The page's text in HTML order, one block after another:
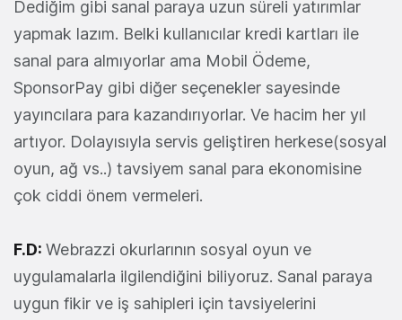
Dediğim gibi sanal paraya uzun süreli yatırımlar
yapmak lazım. Belki kullanıcılar kredi kartları ile
sanal para almıyorlar ama Mobil Ödeme,
SponsorPay gibi diğer seçenekler sayesinde
yayıncılara para kazandırıyorlar. Ve hacim her yıl
artıyor. Dolayısıyla servis geliştiren herkese(sosyal
oyun, ağ vs..) tavsiyem sanal para ekonomisine
çok ciddi önem vermeleri.
F.D: Webrazzi okurlarının sosyal oyun ve
uygulamalarla ilgilendiğini biliyoruz. Sanal paraya
uygun fikir ve iş sahipleri için tavsiyelerini